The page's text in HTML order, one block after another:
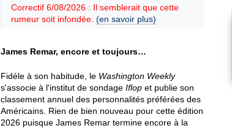
Correctif 6/08/2026 : Il semblerait que cette
rumeur soit infondée. (en savoir plus)
James Remar, encore et toujours…
Fidèle à son habitude, le Washington Weekly
s'associe à l'institut de sondage Iflop et publie son
classement annuel des personnalités préférées des
Américains. Rien de bien nouveau pour cette édition
2026 puisque James Remar termine encore à la